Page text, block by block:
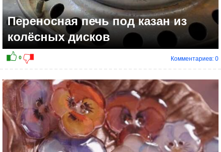
+1
Переносная печь под казан из
колёсных дисков
Комментариев: 0